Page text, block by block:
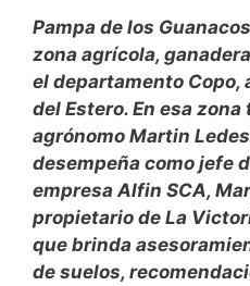
Pampa de los
zona agrícola,
el departamento Copo,
del Estero. En esa
agrónomo Martin
desempeña como jefe
empresa Alfin SCA,
propietario de La
que brinda
de suelos,